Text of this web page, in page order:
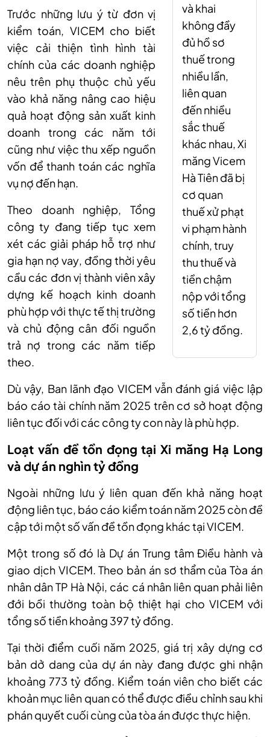
và khai
không đầy
đủ hồ sơ
thuế trong
nhiều lần,
liên quan
đến nhiều
sắc thuế
khác nhau, Xi
măng Vicem
Hà Tiên đã bị
cơ quan
thuế xử phạt
vi phạm hành
chính, truy
thu thuế và
tiền chậm
nộp với tổng
số tiền hơn
2,6 tỷ đồng.
Trước những lưu ý từ đơn vị
kiểm toán, VICEM cho biết
việc cải thiện tình hình tài
chính của các doanh nghiệp
nêu trên phụ thuộc chủ yếu
vào khả năng nâng cao hiệu
quả hoạt động sản xuất kinh
doanh trong các năm tới
cũng như việc thu xếp nguồn
vốn để thanh toán các nghĩa
vụ nợ đến hạn.
Theo doanh nghiệp, Tổng
công ty đang tiếp tục xem
xét các giải pháp hỗ trợ như
gia hạn nợ vay, đồng thời yêu
cầu các đơn vị thành viên xây
dựng kế hoạch kinh doanh
phù hợp với thực tế thị trường
và chủ động cân đối nguồn
trả nợ trong các năm tiếp
theo.
Dù vậy, Ban lãnh đạo VICEM vẫn đánh giá việc lập
báo cáo tài chính năm 2025 trên cơ sở hoạt động
liên tục đối với các công ty con này là phù hợp.
Loạt vấn đề tồn đọng tại Xi măng Hạ Long
và dự án nghìn tỷ đồng
Ngoài những lưu ý liên quan đến khả năng hoạt
động liên tục, báo cáo kiểm toán năm 2025 còn đề
cập tới một số vấn đề tồn đọng khác tại VICEM.
Một trong số đó là Dự án Trung tâm Điều hành và
giao dịch VICEM. Theo bản án sơ thẩm của Tòa án
nhân dân TP Hà Nội, các cá nhân liên quan phải liên
đới bồi thường toàn bộ thiệt hại cho VICEM với
tổng số tiền khoảng 397 tỷ đồng.
Tại thời điểm cuối năm 2025, giá trị xây dựng cơ
bản dở dang của dự án này đang được ghi nhận
khoảng 773 tỷ đồng. Kiểm toán viên cho biết các
khoản mục liên quan có thể được điều chỉnh sau khi
phán quyết cuối cùng của tòa án được thực hiện.